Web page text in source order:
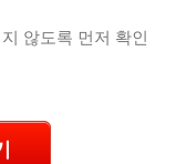
않도록 먼저 확인